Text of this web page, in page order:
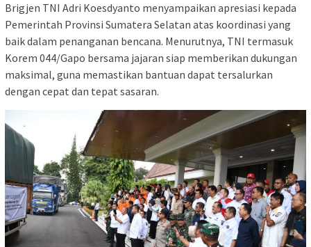
Brigjen TNI Adri Koesdyanto menyampaikan apresiasi kepada
Pemerintah Provinsi Sumatera Selatan atas koordinasi yang
baik dalam penanganan bencana. Menurutnya, TNI termasuk
Korem 044/Gapo bersama jajaran siap memberikan dukungan
maksimal, guna memastikan bantuan dapat tersalurkan
dengan cepat dan tepat sasaran.